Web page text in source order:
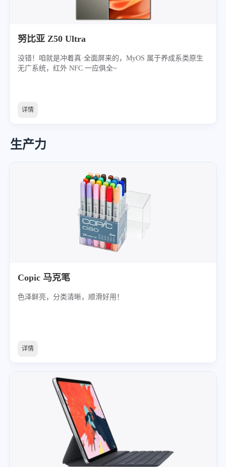
努比亚 Z50 Ultra
没错！咱就是冲着真·全面屏来的，MyOS 属于养成系类原生
无广系统，红外 NFC 一应俱全~
详情
生产力
Copic 马克笔
色泽鲜亮，分类清晰，顺滑好用！
详情